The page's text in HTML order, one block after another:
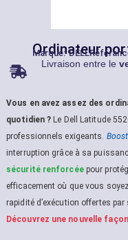
Ordinateur
Marque:DELL
Livraison entre le
Vous en avez assez des
quotidien ? Le Dell Latitude
professionnels exigeants.
interruption grâce à sa
sécurité renforcéepour
efficacement où que vous
rapidité d’exécution offertes
Découvrez une nouvelle